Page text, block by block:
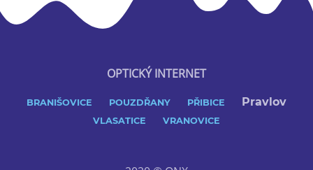
OPTICKÝ INTERNET
BRANIŠOVICE POUZDŘANY PŘIBICE Pravlov
VLASATICE VRANOVICE